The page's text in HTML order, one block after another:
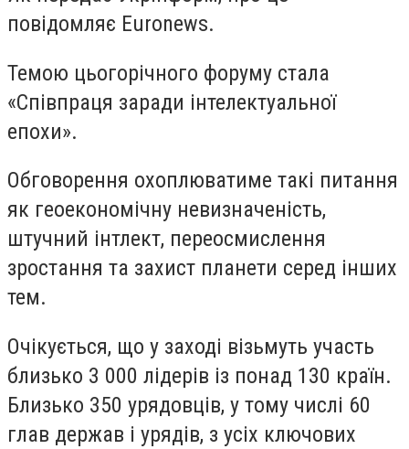
повідомляє Euronews.
Темою цьогорічного форуму стала
«Співпраця заради інтелектуальної
епохи».
Обговорення охоплюватиме такі питання
як геоекономічну невизначеність,
штучний інтлект, переосмислення
зростання та захист планети серед інших
тем.
Очікується, що у заході візьмуть участь
близько 3 000 лідерів із понад 130 країн.
Близько 350 урядовців, у тому числі 60
глав держав і урядів, з усіх ключових